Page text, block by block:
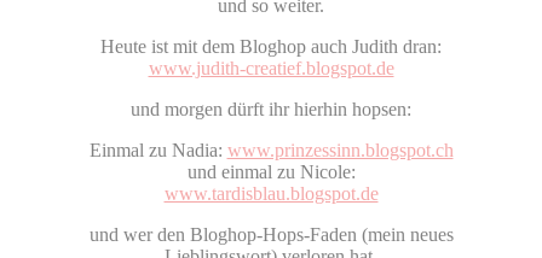
und so weiter.
Heute ist mit dem Bloghop auch Judith dran:
www.judith-creatief.blogspot.de
und morgen dürft ihr hierhin hopsen:
Einmal zu Nadia: www.prinzessinn.blogspot.ch
und einmal zu Nicole:
www.tardisblau.blogspot.de
und wer den Bloghop-Hops-Faden (mein neues